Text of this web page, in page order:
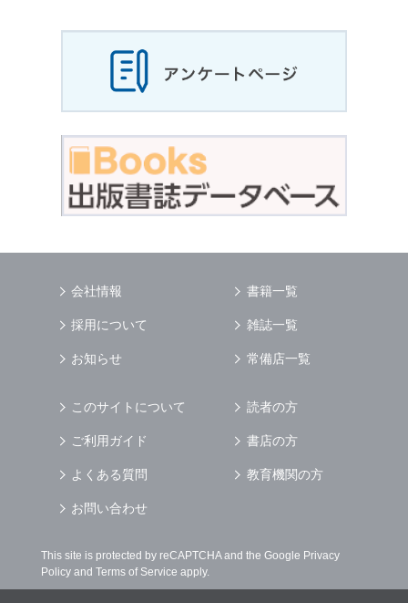
会社情報
採用について
お知らせ
書籍一覧
雑誌一覧
常備店一覧
このサイトについて
ご利用ガイド
よくある質問
お問い合わせ
読者の方
書店の方
教育機関の方
This site is protected by reCAPTCHA and the Google Privacy
Policyand Terms of Service apply.